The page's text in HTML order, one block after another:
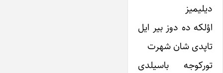
دیلیمیز
اؤلکه ده دوز بیر ایل
تاپدی شان شهرت
تورکوجه باسیلدی